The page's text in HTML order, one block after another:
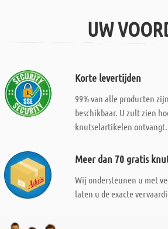
UW
Korte levertijden
99% van alle producten
beschikbaar. U zult zien
knutselartikelen ontvangt.
Meer dan 70 gratis
Wij ondersteunen u met
laten u de exacte